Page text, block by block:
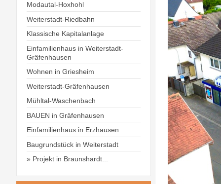
Modautal-Hoxhohl
Weiterstadt-Riedbahn
Klassische Kapitalanlage
Einfamilienhaus in Weiterstadt-
Gräfenhausen
Wohnen in Griesheim
Weiterstadt-Gräfenhausen
Mühltal-Waschenbach
BAUEN in Gräfenhausen
Einfamilienhaus in Erzhausen
Baugrundstück in Weiterstadt
Projekt in Braunshardt...